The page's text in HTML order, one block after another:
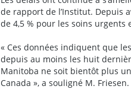
de rapport de l’Institut. Depuis
de 4,5 % pour les soins
« Ces données indiquent que
depuis au moins les huit
Manitoba ne soit bientôt plus
Canada », a souligné M. Friesen.